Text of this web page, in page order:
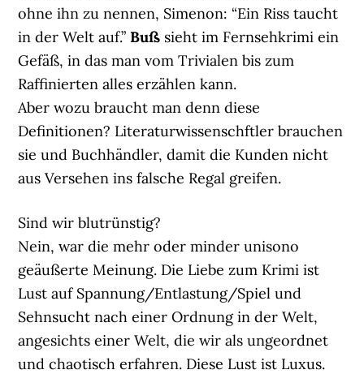
ohne ihn zu nennen, Simenon: “Ein Riss taucht
in der Welt auf.”Buß sieht im Fernsehkrimi ein
Gefäß, in das man vom Trivialen bis zum
Raffinierten alles erzählen kann.
Aber wozu braucht man denn diese
Definitionen? Literaturwissenschftler brauchen
sie und Buchhändler, damit die Kunden nicht
aus Versehen ins falsche Regal greifen.
Sind wir blutrünstig?
Nein, war die mehr oder minder unisono
geäußerte Meinung. Die Liebe zum Krimi ist
Lust auf Spannung/Entlastung/Spiel und
Sehnsucht nach einer Ordnung in der Welt,
angesichts einer Welt, die wir als ungeordnet
und chaotisch erfahren. Diese Lust ist Luxus.